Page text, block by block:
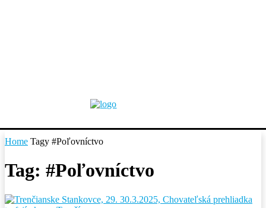
Home Tagy #Poľovníctvo
Tag: #Poľovníctvo